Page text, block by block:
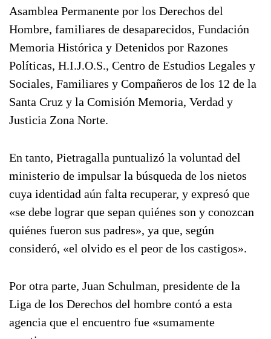
Asamblea Permanente por los Derechos del
Hombre, familiares de desaparecidos, Fundación
Memoria Histórica y Detenidos por Razones
Políticas, H.I.J.O.S., Centro de Estudios Legales y
Sociales, Familiares y Compañeros de los 12 de la
Santa Cruz y la Comisión Memoria, Verdad y
Justicia Zona Norte.
En tanto, Pietragalla puntualizó la voluntad del
ministerio de impulsar la búsqueda de los nietos
cuya identidad aún falta recuperar, y expresó que
«se debe lograr que sepan quiénes son y conozcan
quiénes fueron sus padres», ya que, según
consideró, «el olvido es el peor de los castigos».
Por otra parte, Juan Schulman, presidente de la
Liga de los Derechos del hombre contó a esta
agencia que el encuentro fue «sumamente